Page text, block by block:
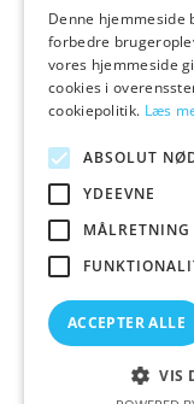
▸ Returnering
Blog
Pris, kvalitet &
sammen?
Se hvad der
gøre et kup. Der
▸ Se tilbuddene
Artikel oversigt
Amare.dk er
Denne hjemmeside
forbedre
vores hjemmeside
cookies i
cookiepolitik. Læs
ABSOLUT
YDEEVNE
MÅLRETNING
ACCEPTER ALLE
VIS